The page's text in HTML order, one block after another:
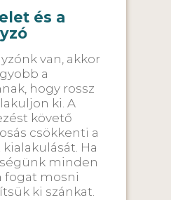
és a
van, akkor
a
hogy rossz
ki. A
követő
csökkenti a
Ha
minden
fogat mosni
ki szánkat.